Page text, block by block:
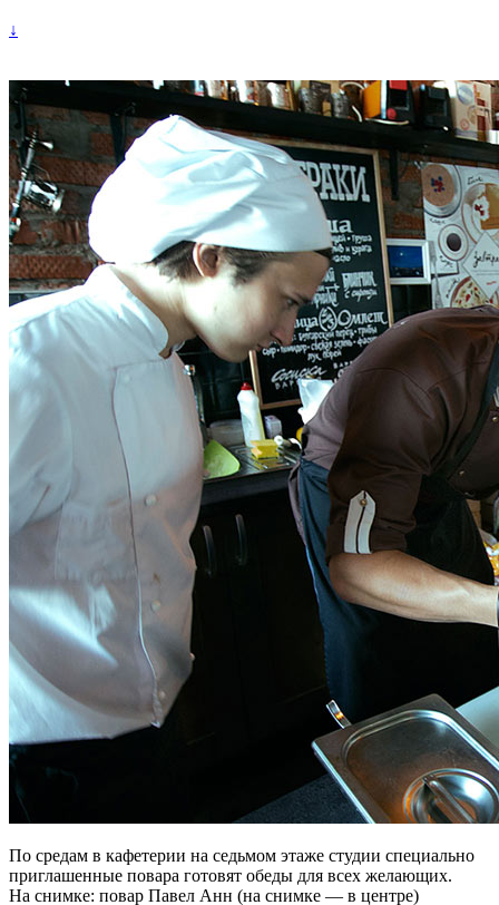
↓
По средам в кафетерии на седьмом этаже студии специально
приглашенные повара готовят обеды для всех желающих.
На снимке: повар Павел Анн (на снимке — в центре)